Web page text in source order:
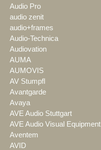
Audio Pro
audio zenit
audio+frames
Audio-Technica
Audiovation
AUMA
AUMOVIS
AV Stumpfl
Avantgarde
Avaya
AVE Audio Stuttgart
AVE Audio Visual Equipment
Aventem
AVID